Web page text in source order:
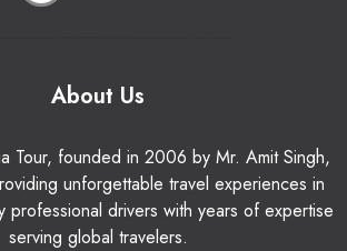
About Us
Tour, founded in 2006 by Mr. Amit Singh,
unforgettable travel experiences in
professional drivers with years of expertise
serving global travelers.